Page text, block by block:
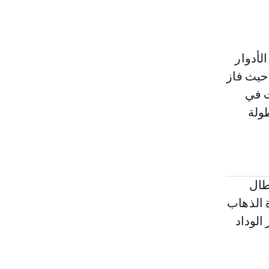
سبق أن التقيا في دور الثمانية بدوري الأبطال عام 2017، حيث فاز
في
فاز الوداد 2 - 1 في مباراة الذهاب